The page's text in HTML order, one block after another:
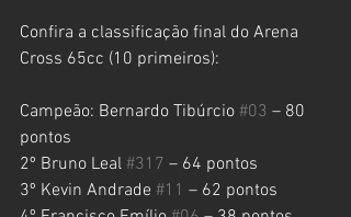
Confira a classificação final do Arena
Cross 65cc (10 primeiros):
Campeão: Bernardo Tibúrcio #03 – 80
pontos
2º Bruno Leal #317 – 64 pontos
3º Kevin Andrade #11 – 62 pontos